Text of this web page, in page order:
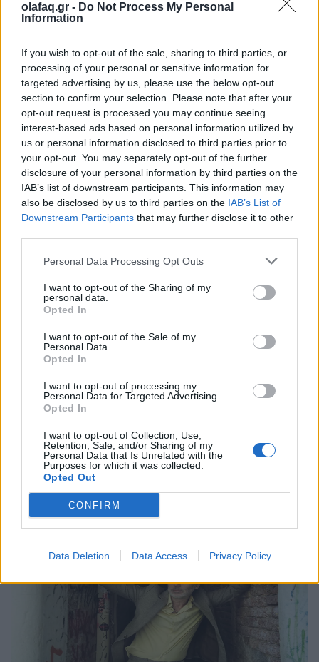
olafaq.gr - Do Not Process My Personal
Information
If you wish to opt-out of the sale, sharing to third parties, or
processing of your personal or sensitive information for
targeted advertising by us, please use the below opt-out
section to confirm your selection. Please note that after your
opt-out request is processed you may continue seeing
interest-based ads based on personal information utilized by
us or personal information disclosed to third parties prior to
your opt-out. You may separately opt-out of the further
disclosure of your personal information by third parties on the
IAB’s list of downstream participants. This information may
also be disclosed by us to third parties on the IAB’s List of
Downstream Participants that may further disclose it to other
Personal Data Processing Opt Outs
I want to opt-out of the Sharing of my
personal data.
Opted In
I want to opt-out of the Sale of my
Personal Data.
Opted In
I want to opt-out of processing my
Personal Data for Targeted Advertising.
Opted In
I want to opt-out of Collection, Use,
Retention, Sale, and/or Sharing of my
Personal Data that Is Unrelated with the
Purposes for which it was collected.
Opted Out
CONFIRM
Data Deletion Data Access Privacy Policy
26.05.26
Καθώς η μουσική αγορά του 2026 επιταχύνει με εκρηκτικές
κυκλοφορίες και AI uploads, όλο και περισσότερες εταιρείες
αντιμετωπίζουν υπερφόρτωση δεδομένων, αλλά, σύμφωνα με
τον Matt Jacoby, λύσεις υπάρχο
Μουσική
Η Anna von Hausswolff στο Release
Athens 2026 για μια λειτουργία σκοταδιού
και ομορφιάς
21.05.26
Με αφορμή την εμφάνισή της στο Release Athens 2026,
εξερευνούμε τον σκοτεινό και καθηλωτικό κόσμο της Anna
von Hausswolff, από το "Dead Magic" μέχρι το τελευταίο
της gothic art-pop σύμπαν.